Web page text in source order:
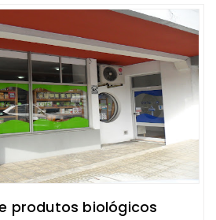
produtos biológicos